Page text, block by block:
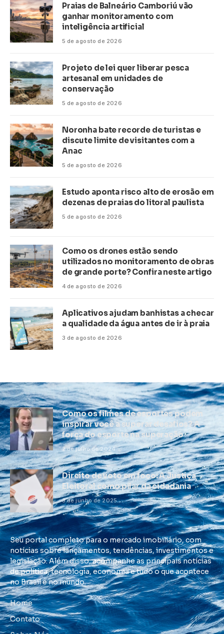
Praias de Balneário Camboriú vão
ganhar monitoramento com
inteligência artificial
5 de agosto de 2026
Projeto de lei quer liberar pesca
artesanal em unidades de
conservação
5 de agosto de 2026
Noronha bate recorde de turistas e
discute limite de visitantes com a
Anac
5 de agosto de 2026
Estudo aponta risco alto de erosão em
dezenas de praias do litoral paulista
5 de agosto de 2026
Como os drones estão sendo
utilizados no monitoramento de obras
de grande porte? Confira neste artigo
4 de agosto de 2026
Aplicativos ajudam banhistas a checar
a qualidade da água antes de ir à praia
3 de agosto de 2026
Como os filmes de esportes podem
inspirar você a superar desafios? A
força do esporte na superação
2 de julho de 2024
Direito de voto em foco: A Justiça
Eleitoral como pilar da cidadania
3 de junho de 2025
Seu portal completo para o mercado imobiliário, com
notícias sobre lançamentos, tendências, investimentos e
legislação. Além disso, acompanhe as principais notícias
de política, tecnologia, economia e tudo o que acontece
no Brasil e no mundo.
Home
Contato